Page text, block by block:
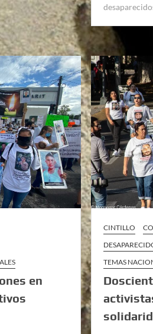
en
CINTILLO
TEMAS